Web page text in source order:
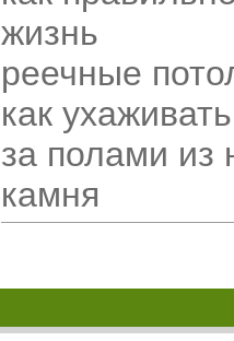
жизнь
реечные
как
за полами из
камня